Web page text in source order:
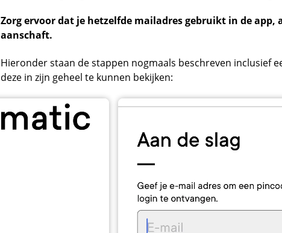
Zorg ervoor dat je hetzelfde mailadres gebruikt in de
aanschaft.
Hieronder staan de stappen nogmaals beschreven inclusief
deze in zijn geheel te kunnen bekijken: